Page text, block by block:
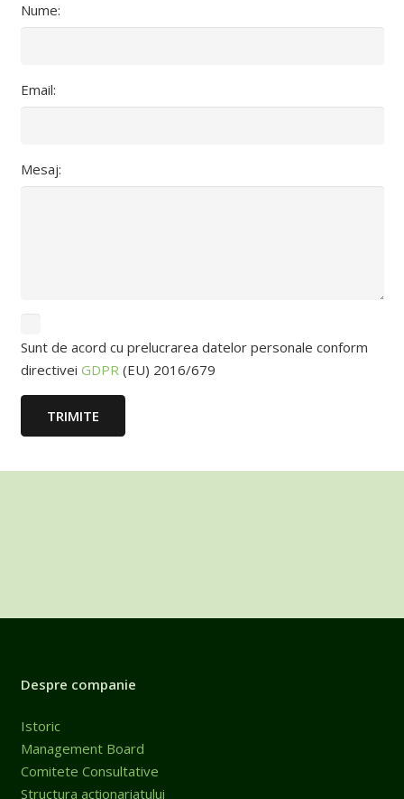
Nume:
Email:
Mesaj:
Sunt de acord cu prelucrarea datelor personale conform
directivei GDPR(EU) 2016/679
Despre companie
Istoric
Management Board
Comitete Consultative
Structura acționariatului